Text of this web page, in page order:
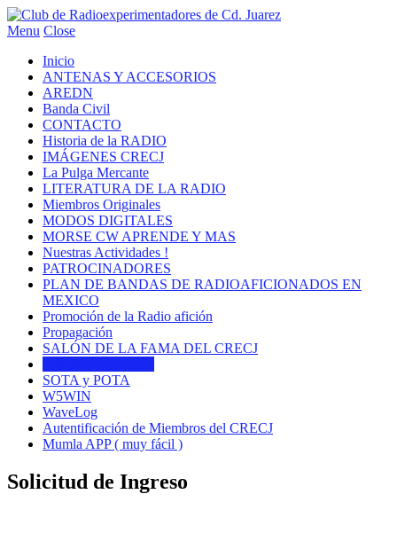
Menu Close
Inicio
ANTENAS Y ACCESORIOS
AREDN
Banda Civil
CONTACTO
Historia de la RADIO
IMÁGENES CRECJ
La Pulga Mercante
LITERATURA DE LA RADIO
Miembros Originales
MODOS DIGITALES
MORSE CW APRENDE Y MAS
Nuestras Actividades !
PATROCINADORES
PLAN DE BANDAS DE RADIOAFICIONADOS EN
MEXICO
Promoción de la Radio afición
Propagación
SALÓN DE LA FAMA DEL CRECJ
SOTA y POTA
W5WIN
WaveLog
Autentificación de Miembros del CRECJ
Mumla APP ( muy fácil )
Solicitud de Ingreso